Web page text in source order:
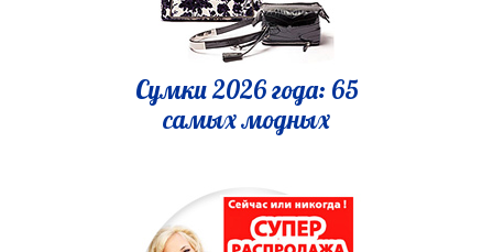
Сумки 2026 года: 65
самых модных